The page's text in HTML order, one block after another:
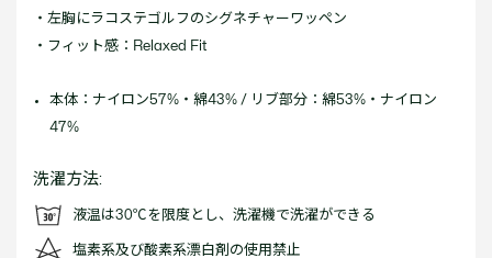
・左胸にラコステゴルフのシグネチャーワッペン
・フィット感：Relaxed Fit
本体：ナイロン57%・綿43% / リブ部分：綿53%・ナイロン
47%
洗濯方法:
液温は30℃を限度とし、洗濯機で洗濯ができる
塩素系及び酸素系漂白剤の使用禁止